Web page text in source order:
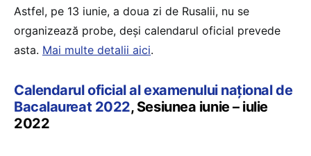
Astfel, pe 13 iunie, a doua zi de Rusalii, nu se
organizează probe, deși calendarul oficial prevede
asta. Mai multe detalii aici.
Calendarul oficial al examenului național de
Bacalaureat 2022, Sesiunea iunie – iulie
2022